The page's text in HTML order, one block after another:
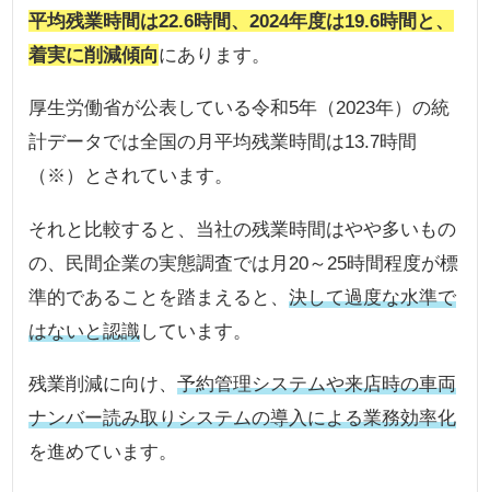
平均残業時間は22.6時間、2024年度は19.6時間と、
着実に削減傾向にあります。
厚生労働省が公表している令和5年（2023年）の統
計データでは全国の月平均残業時間は13.7時間
（※）とされています。
それと比較すると、当社の残業時間はやや多いもの
の、民間企業の実態調査では月20～25時間程度が標
準的であることを踏まえると、決して過度な水準で
はないと認識しています。
残業削減に向け、予約管理システムや来店時の車両
ナンバー読み取りシステムの導入による業務効率化
を進めています。